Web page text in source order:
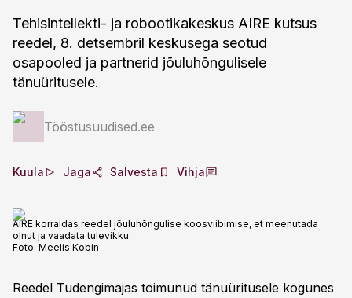
Tehisintellekti- ja robootikakeskus AIRE kutsus
reedel, 8. detsembril keskusega seotud
osapooled ja partnerid jõuluhõngulisele
tänuüritusele.
Tööstusuudised.ee
Kuula Jaga Salvesta Vihja
AIRE korraldas reedel jõuluhõngulise koosviibimise, et meenutada
olnut ja vaadata tulevikku.
Foto: Meelis Kobin
Reedel Tudengimajas toimunud tänuüritusele kogunes